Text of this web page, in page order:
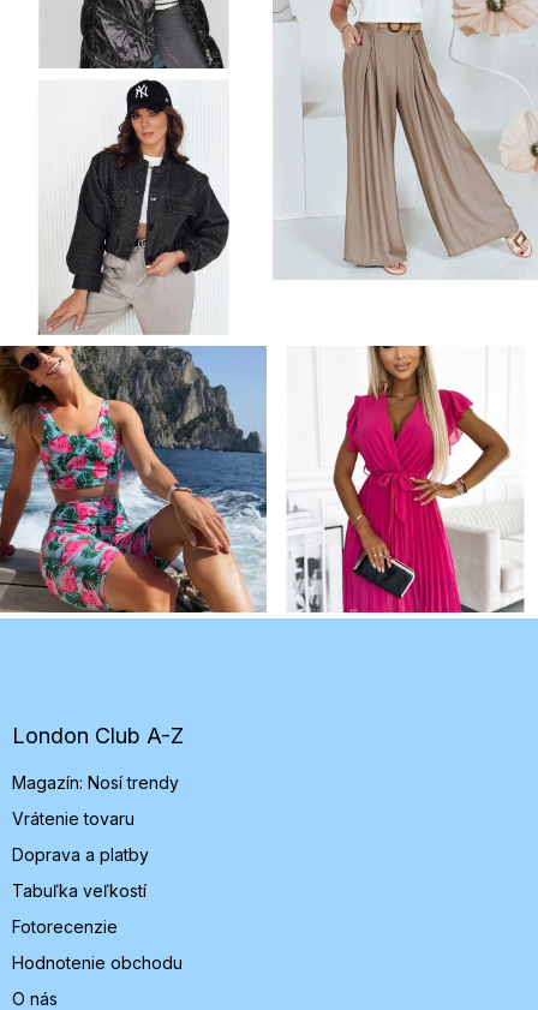
e
London Club A-Z
Magazín: Nosí trendy
Vrátenie tovaru
Doprava a platby
Tabuľka veľkostí
Fotorecenzie
Hodnotenie obchodu
O nás